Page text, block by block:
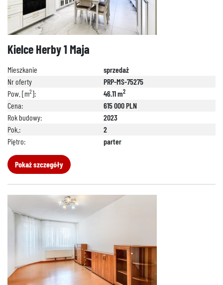
Kielce Herby 1 Maja
Mieszkanie
sprzedaż
Nr oferty
PRP-MS-75275
Pow. [m2]: 46.11 m2
Cena:
615 000 PLN
Rok budowy:
2023
Pok.:
2
Piętro:
parter
Pokaż szczegóły
888 889 661